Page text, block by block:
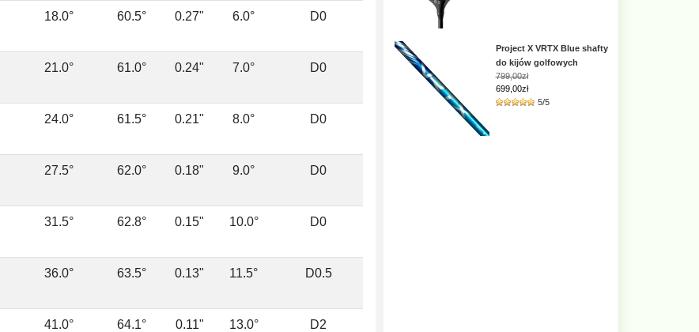
18.0° 60.5° 0.27" 6.0° D0
21.0° 61.0° 0.24" 7.0° D0
24.0° 61.5° 0.21" 8.0° D0
27.5° 62.0° 0.18" 9.0° D0
31.5° 62.8° 0.15" 10.0° D0
36.0° 63.5° 0.13" 11.5° D0.5
41.0° 64.1° 0.11" 13.0° D2
Project X VRTX Blue shafty
do kijów golfowych
799,00zł
699,00zł
5/5